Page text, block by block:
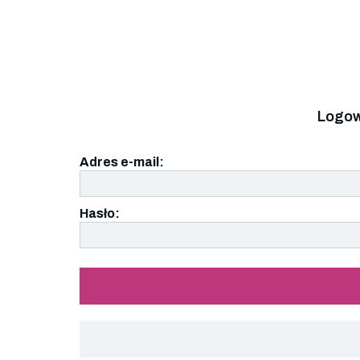
Adres e-mail:
Hasło: